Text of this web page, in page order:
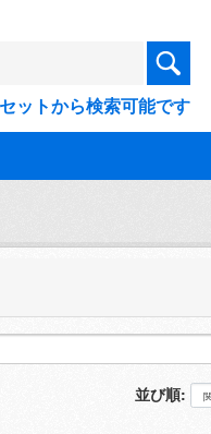
ットから検索可能です
並び順